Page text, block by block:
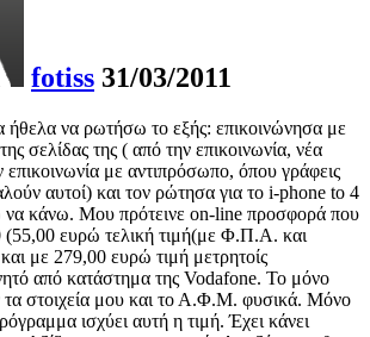
fotiss 31/03/2011
να ρωτήσω το εξής: επικοινώνησα με
σελίδας της ( από την επικοινωνία, νέα
με αντιπρόσωπο, όπου γράφεις
αυτοί) και τον ρώτησα για το i-phone to 4
να κάνω. Μου πρότεινε on-line προσφορά που
(55,00 ευρώ τελική τιμή(με Φ.Π.Α. και
με 279,00 ευρώ τιμή μετρητοίς
από κατάστημα της Vodafone. To μόνο
τα στοιχεία μου και το Α.Φ.Μ. φυσικά. Μόνο
ισχύει αυτή η τιμή. Έχει κάνει